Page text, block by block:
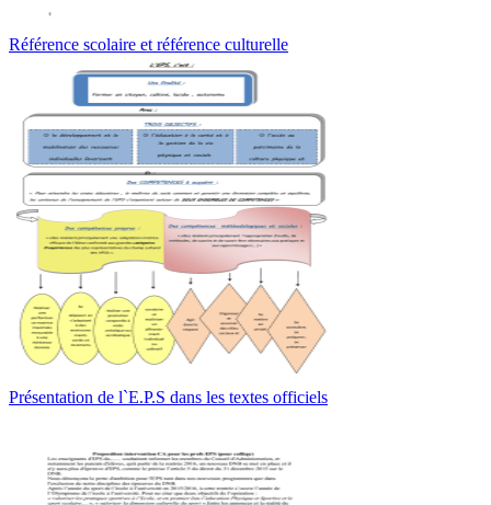
Référence scolaire et référence culturelle
Présentation de l`E.P.S dans les textes officiels